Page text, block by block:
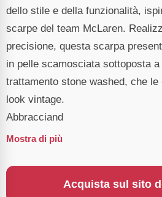
dello stile e della funzionalità,
scarpe del team McLaren.
precisione, questa scarpa
in pelle scamosciata sottoposta
trattamento stone washed, che
look vintage.
Abbracciand
Mostra di più
Acquista sul sito